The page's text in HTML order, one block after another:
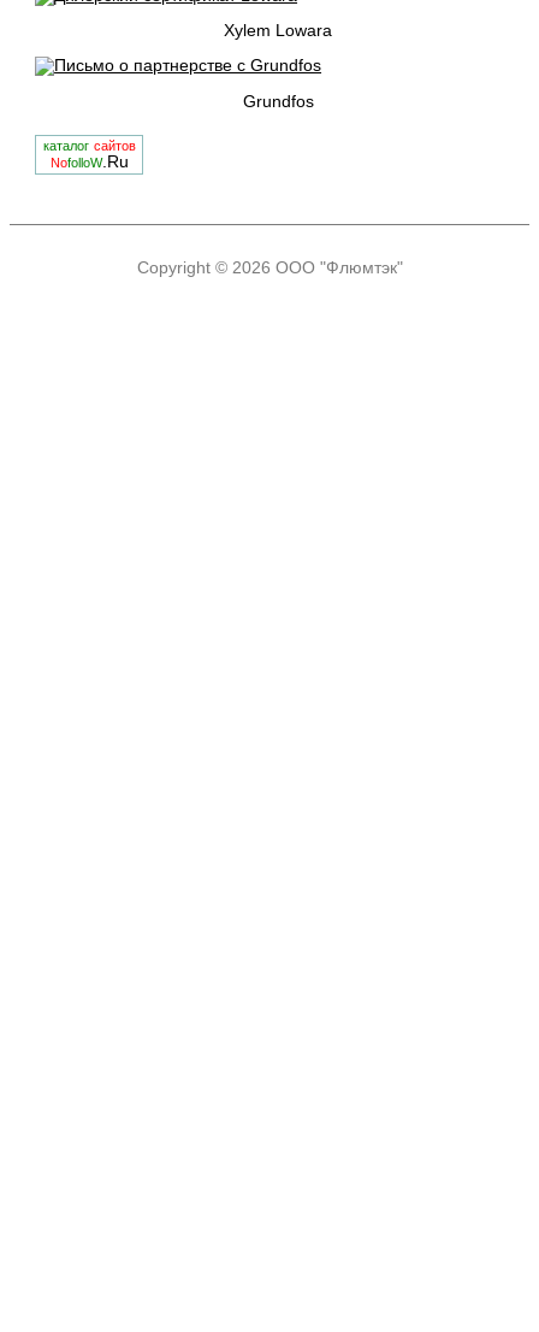
Xylem Lowara
Grundfos
каталог сайтов
NofolloW.Ru
Copyright © 2026 ООО "Флюмтэк"